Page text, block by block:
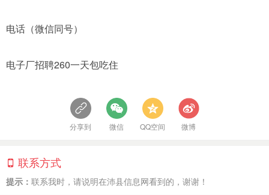
电话（微信同号）
电子厂招聘260一天包吃住
分享到 微信 QQ空间 微博
联系方式
提示： 联系我时，请说明在沛县信息网看到的，谢谢！